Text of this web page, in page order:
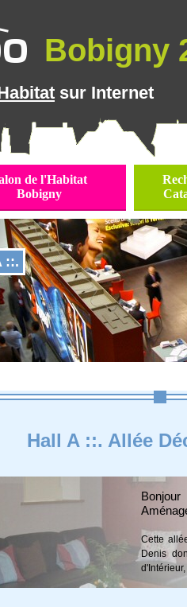
Bobigny
sur Internet
de l'Habitat
Bobigny
::.
Hall A ::. Allée
Cette
Denis